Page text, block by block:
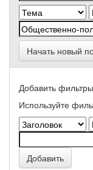
Начать новый
Добавить
Используйте